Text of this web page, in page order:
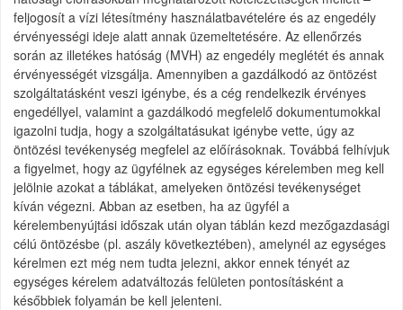
feljogosít a vízi létesítmény használatbavételére és az engedély
érvényességi ideje alatt annak üzemeltetésére. Az ellenőrzés
során az illetékes hatóság (MVH) az engedély meglétét és annak
érvényességét vizsgálja. Amennyiben a gazdálkodó az öntözést
szolgáltatásként veszi igénybe, és a cég rendelkezik érvényes
engedéllyel, valamint a gazdálkodó megfelelő dokumentumokkal
igazolni tudja, hogy a szolgáltatásukat igénybe vette, úgy az
öntözési tevékenység megfelel az előírásoknak. Továbbá felhívjuk
a figyelmet, hogy az ügyfélnek az egységes kérelemben meg kell
jelölnie azokat a táblákat, amelyeken öntözési tevékenységet
kíván végezni. Abban az esetben, ha az ügyfél a
kérelembenyújtási időszak után olyan táblán kezd mezőgazdasági
célú öntözésbe (pl. aszály következtében), amelynél az egységes
kérelmen ezt még nem tudta jelezni, akkor ennek tényét az
egységes kérelem adatváltozás felületen pontosításként a
későbbiek folyamán be kell jelenteni.